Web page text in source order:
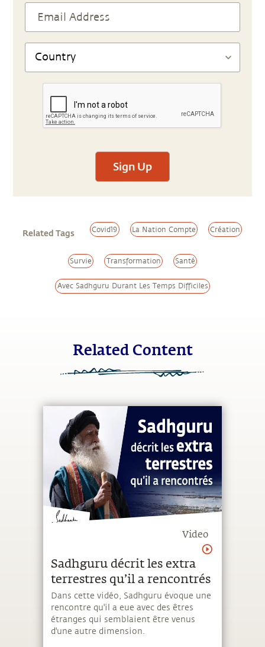
Sign Up
Related Tags Covid19 La Nation Compte Création
Survie Transformation Santé
Avec Sadhguru Durant Les Temps Difficiles
Related Content
Video
Sadhguru décrit les extra
terrestres qu’il a rencontrés
Dans cette vidéo, Sadhguru évoque une
rencontre qu'il a eue avec des êtres
étranges qui semblaient être venus
d'une autre dimension.